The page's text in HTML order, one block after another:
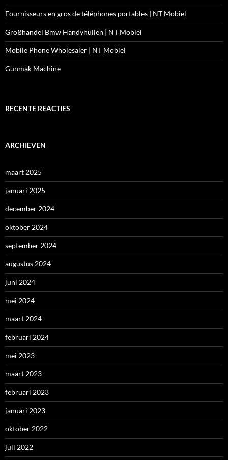
Fournisseurs en gros de téléphones portables | NT Mobiel
Großhandel Bmw Handyhüllen | NT Mobiel
Mobile Phone Wholesaler | NT Mobiel
Gunmak Machine
RECENTE REACTIES
ARCHIEVEN
maart 2025
januari 2025
december 2024
oktober 2024
september 2024
augustus 2024
juni 2024
mei 2024
maart 2024
februari 2024
mei 2023
maart 2023
februari 2023
januari 2023
oktober 2022
juli 2022